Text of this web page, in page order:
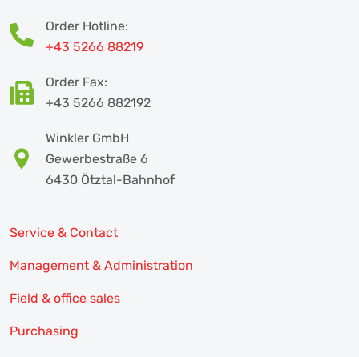
Order Hotline:
+43 5266 88219
Order Fax:
+43 5266 882192
Winkler GmbH
Gewerbestraße 6
6430 Ötztal-Bahnhof
Service & Contact
Management & Administration
Field & office sales
Purchasing